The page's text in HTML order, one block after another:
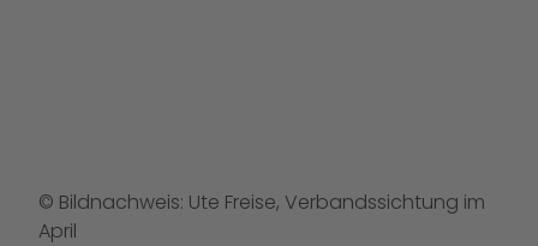
© Bildnachweis: Ute Freise, Verbandssichtung im
April